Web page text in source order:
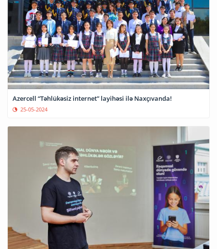
Azercell “Təhlükəsiz internet” layihəsi ilə Naxçıvanda!
25-05-2024